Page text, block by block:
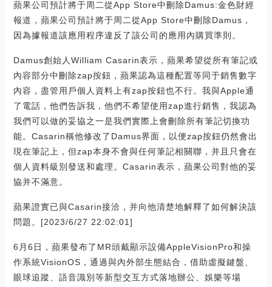
蘋果公司預計將于周二從App Store中刪除Damus:金色財經
報道，蘋果公司預計將于周二從App Store中刪除Damus，
因為據報道該應用程序違反了該公司的應用內購買準則。
Damus創始人William Casarin表示，蘋果希望從所有筆記或
內容部分中刪除zap按鈕，蘋果認為這種配置等同于銷售數字
內容，盡管用戶個人資料上有zap按鈕也不行。我與Apple通
了電話，他們告訴我，他們不希望使用zap進行銷售，我認為
我們可以做的妥協之一是我們實際上會刪除所有筆記切換功
能。Casarin稱他修改了Damus界面，以便zap按鈕仍然會出
現在筆記上，但zap本身不會與任何筆記相關聯，并且只會在
個人資料級別發送和處理。Casarin表示，蘋果公司對他的妥
協并不滿意。
蘋果證實已與Casarin接洽，并向他清楚地解釋了如何解決該
問題。[2023/6/27 22:02:01]
6月6日，蘋果發布了MR頭戴顯示設備AppleVisionPro和操
作系統VisionOS，通過與內外部生態結合，借助虛擬鍵盤、
眼球追蹤、語音識別等新型交互方式落地辦公、娛樂等場